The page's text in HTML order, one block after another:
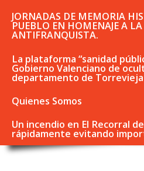
JORNADAS DE MEMORIA
PUEBLO EN HOMENAJE A
ANTIFRANQUISTA.
La plataforma “sanidad
Gobierno Valenciano de
departamento de Torrevieja
Quienes Somos
Un incendio en El Recorral
rápidamente evitando